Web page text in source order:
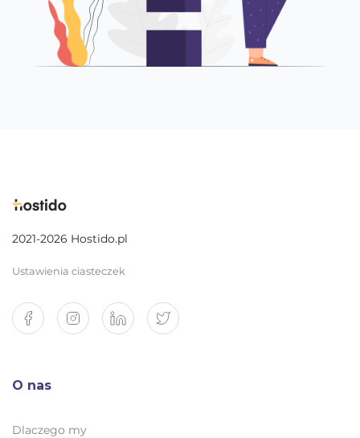
2021-2026 Hostido.pl
Ustawienia ciasteczek
O nas
Dlaczego my